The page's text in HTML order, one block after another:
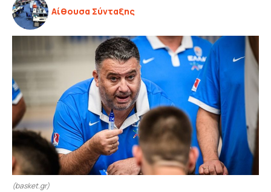
Αίθουσα Σύνταξης
(basket.gr)